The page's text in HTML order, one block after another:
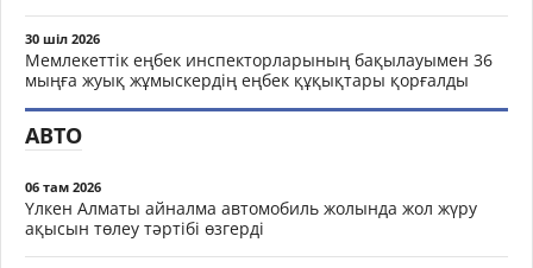
30 шіл 2026
Мемлекеттік еңбек инспекторларының бақылауымен 36
мыңға жуық жұмыскердің еңбек құқықтары қорғалды
АВТО
06 там 2026
Үлкен Алматы айналма автомобиль жолында жол жүру
ақысын төлеу тәртібі өзгерді